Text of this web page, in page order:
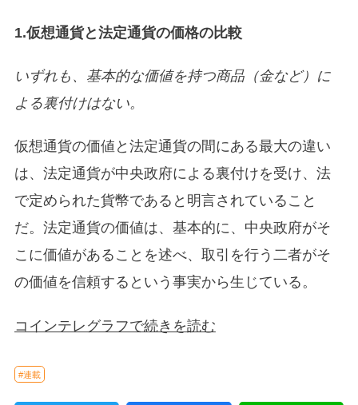
1.仮想通貨と法定通貨の価格の比較
いずれも、基本的な価値を持つ商品（金など）に
よる裏付けはない。
仮想通貨の価値と法定通貨の間にある最大の違い
は、法定通貨が中央政府による裏付けを受け、法
で定められた貨幣であると明言されていること
だ。法定通貨の価値は、基本的に、中央政府がそ
こに価値があることを述べ、取引を行う二者がそ
の価値を信頼するという事実から生じている。
コインテレグラフで続きを読む
#連載